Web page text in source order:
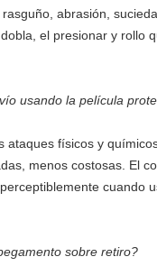
abrasión,
el presionar y rollo
usando la película
físicos y
menos costosas. El
cuando
sobre retiro?